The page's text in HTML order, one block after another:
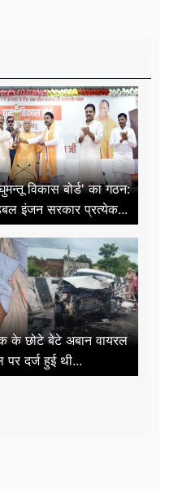
विकास बोर्ड' का गठन:
इंजन सरकार प्रत्येक...
के छोटे बेटे अबान वायरल
पर दर्ज हुई थी...